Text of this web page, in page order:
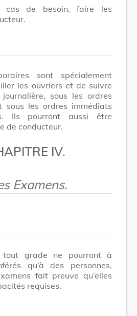
cas de besoin, faire les
sont spécialement
les ouvriers et de suivre
sous les ordres
sous les ordres immédiats
Ils pourront aussi être
de conducteur.
IV.
Examens.
tout grade ne pourront à
qu’à des personnes,
fait preuve qu’elles
requises.